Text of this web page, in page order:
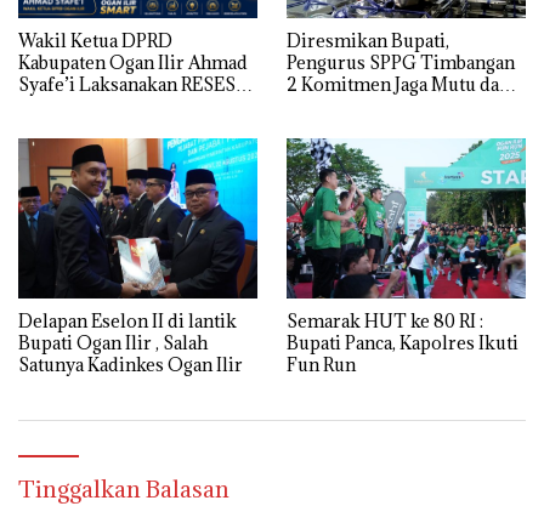
Wakil Ketua DPRD
Kabupaten Ogan Ilir Ahmad
Syafe’i Laksanakan RESES
Langsung Aspirasi
Masyarakat
Diresmikan Bupati,
Pengurus SPPG Timbangan
2 Komitmen Jaga Mutu dan
Delapan Eselon II di lantik
Bupati Ogan Ilir , Salah
Satunya Kadinkes Ogan Ilir
Semarak HUT ke 80 RI :
Bupati Panca, Kapolres Ikuti
Fun Run
Tinggalkan Balasan